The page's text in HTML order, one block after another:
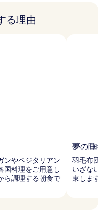
る理由
ンやベジタリアン
国料理をご用意し
ら調理する朝食で
夢の睡
羽毛布
いざな
束しま